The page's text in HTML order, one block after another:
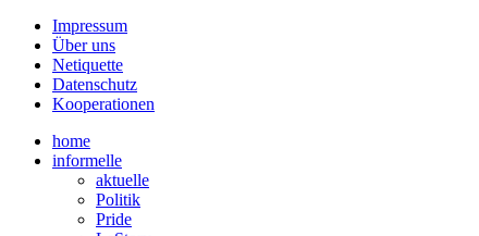
Impressum
Über uns
Netiquette
Datenschutz
Kooperationen
home
informelle
aktuelle
Politik
Pride